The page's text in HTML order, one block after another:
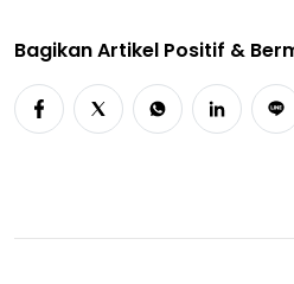
Bagikan Artikel Positif &